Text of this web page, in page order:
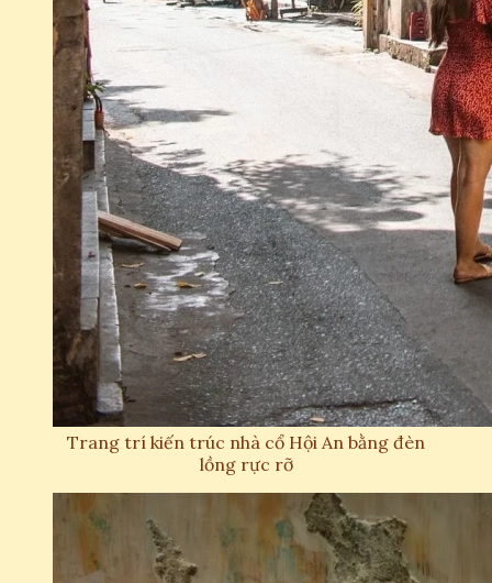
Trang trí kiến trúc nhà cổ Hội An bằng đèn
lồng rực rỡ